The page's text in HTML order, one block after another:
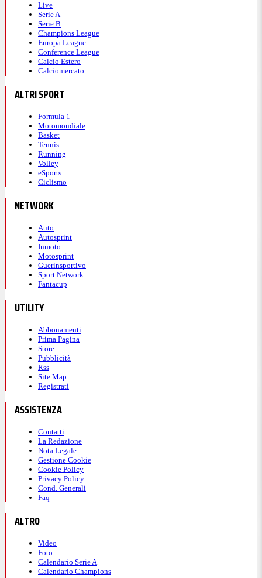
Live
Serie A
Serie B
Champions League
Europa League
Conference League
Calcio Estero
Calciomercato
ALTRI SPORT
Formula 1
Motomondiale
Basket
Tennis
Running
Volley
eSports
Ciclismo
NETWORK
Auto
Autosprint
Inmoto
Motosprint
Guerinsportivo
Sport Network
Fantacup
UTILITY
Abbonamenti
Prima Pagina
Store
Pubblicità
Rss
Site Map
Registrati
ASSISTENZA
Contatti
La Redazione
Nota Legale
Gestione Cookie
Cookie Policy
Privacy Policy
Cond. Generali
Faq
ALTRO
Video
Foto
Calendario Serie A
Calendario Champions